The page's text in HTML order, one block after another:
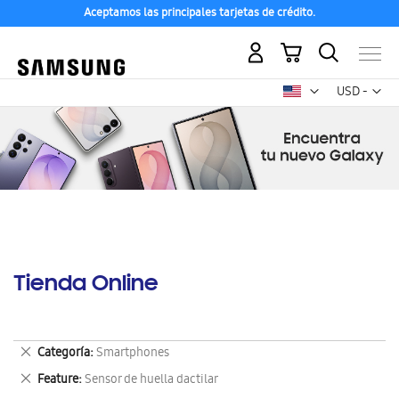
Aceptamos las principales tarjetas de crédito.
USD -
dólar
Mi carrito
Tienda Online
Categoría Smartphones
Eliminar
este
artículo
Feature Sensor de huella dactilar
Eliminar